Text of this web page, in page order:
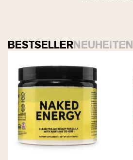
BESTSELLERNEUHEITEN